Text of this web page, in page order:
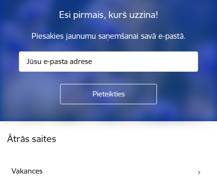
Esi pirmais, kurš uzzina!
Piesakies jaunumu saņemšanai savā e-pastā.
Kājene
Ātrās saites
Vakances